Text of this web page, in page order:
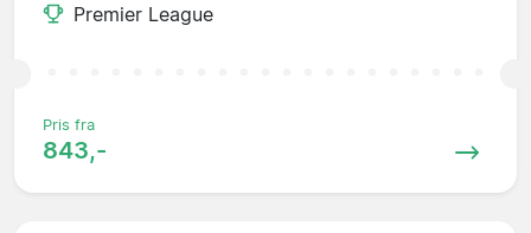
Premier League
Pris fra
843,-